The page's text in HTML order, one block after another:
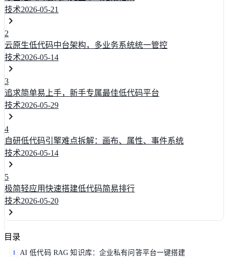
技术2026-05-21
2
云原生低代码中台架构，多业务系统统一管控
技术2026-05-14
3
追求简单易上手，新手专属最佳低代码平台
技术2026-05-29
4
自研低代码引擎难点拆解：画布、属性、事件系统
技术2026-05-14
5
极简轻应用快速搭建低代码简易排行
技术2026-05-20
目录
1 AI 低代码 RAG 知识库：企业私有问答平台一键搭建